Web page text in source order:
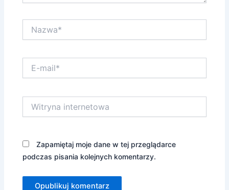
mail*
internetowa
Zapamiętaj moje dane w tej przeglądarce
podczas pisania kolejnych komentarzy.